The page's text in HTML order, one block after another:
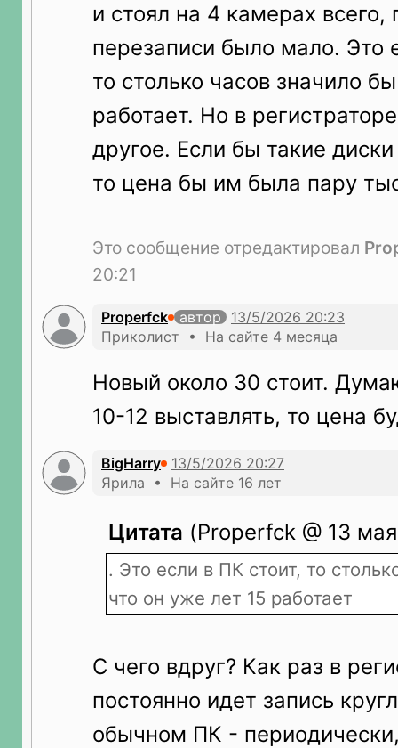
и стоял на 4 камерах всего,
перезаписи было мало. Это
то столько часов значило
работает. Но в
другое. Если бы такие
то цена бы им была пару
Это сообщение отредактировал
20:21
Properfck
автор
Приколист • На сайте 4 месяца
Новый около 30 стоит.
10-12 выставлять, то цена
BigHarry
Ярила • На сайте 16 лет
Цитата (Properfck @ 13
. Это если в ПК стоит, то
что он уже лет 15 работает
С чего вдруг? Как раз в
постоянно идет запись
обычном ПК -